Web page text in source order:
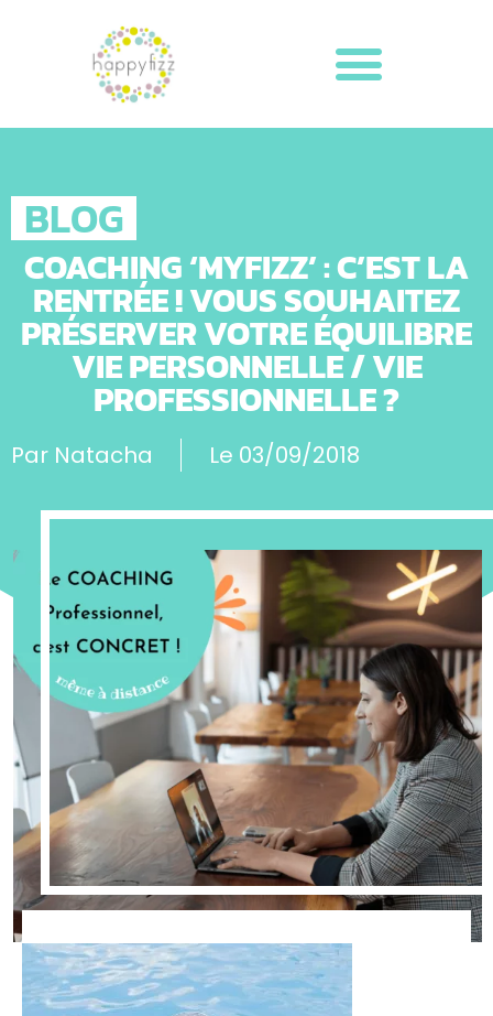
BLOG
COACHING ‘MYFIZZ’ : C’EST LA
RENTRÉE ! VOUS SOUHAITEZ
PRÉSERVER VOTRE ÉQUILIBRE
VIE PERSONNELLE / VIE
PROFESSIONNELLE ?
Par Natacha Le 03/09/2018